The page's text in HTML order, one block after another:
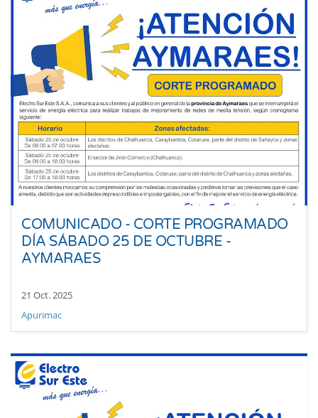
COMUNICADO - CORTE PROGRAMADO
DÍA SÁBADO 25 DE OCTUBRE -
AYMARAES
21 Oct. 2025
Apurimac